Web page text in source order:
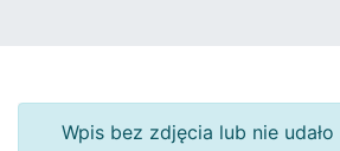
Wpis bez zdjęcia lub nie